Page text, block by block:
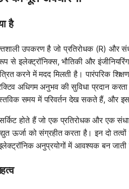
है
उपकरण है जो प्रतिरोधक (R) और
से इलेक्ट्रॉनिक्स, भौतिकी और
करने में मदद मिलती है। पारंपरिक
अधिगम अनुभव की सुविधा प्रदान करता
समय में परिवर्तन देख सकते हैं, और
होते हैं जो एक प्रतिरोधक और एक
ऊर्जा को संग्रहीत करता है। इन दो
अनुप्रयोगों में आवश्यक बन जाती